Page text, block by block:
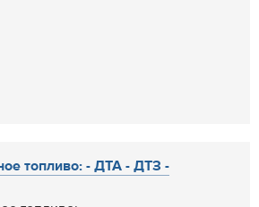
топливо: - ДТА - ДТЗ -